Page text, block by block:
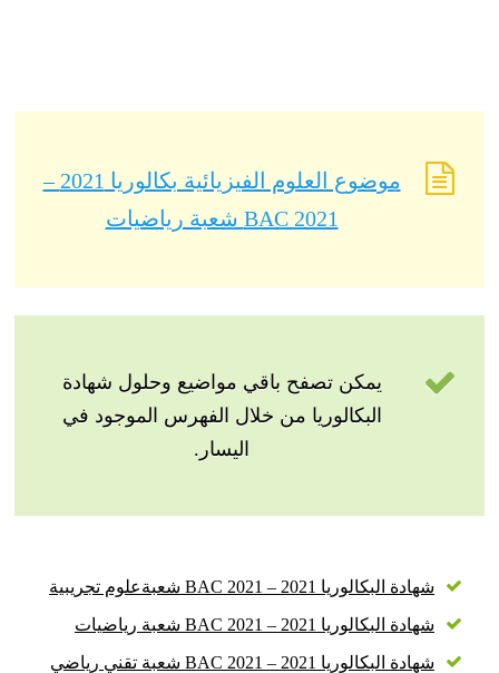
موضوع العلوم الفيزيائية بكالوريا 2021 –
BAC 2021 شعبة رياضيات
يمكن تصفح باقي مواضيع وحلول شهادة
البكالوريا من خلال الفهرس الموجود في
اليسار.
شهادة البكالوريا 2021 – BAC 2021 شعبةعلوم تجريبية
شهادة البكالوريا 2021 – BAC 2021 شعبة رياضيات
شهادة البكالوريا 2021 – BAC 2021 شعبة تقني رياضي